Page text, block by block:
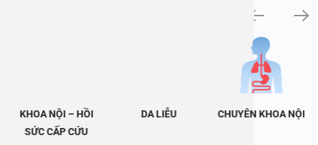
KHOA NỘI – HỒI
SỨC CẤP CỨU
DA LIỄU CHUYÊN KHOA NỘI